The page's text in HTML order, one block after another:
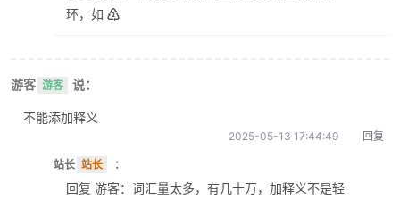
环，如 ♴
游客 游客 说：
不能添加释义
2025-05-13 17:44:49 回复
站长 站长 ：
回复 游客：词汇量太多，有几十万，加释义不是轻